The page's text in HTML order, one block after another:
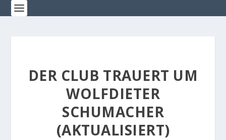
DER CLUB TRAUERT UM
WOLFDIETER
SCHUMACHER
(AKTUALISIERT)